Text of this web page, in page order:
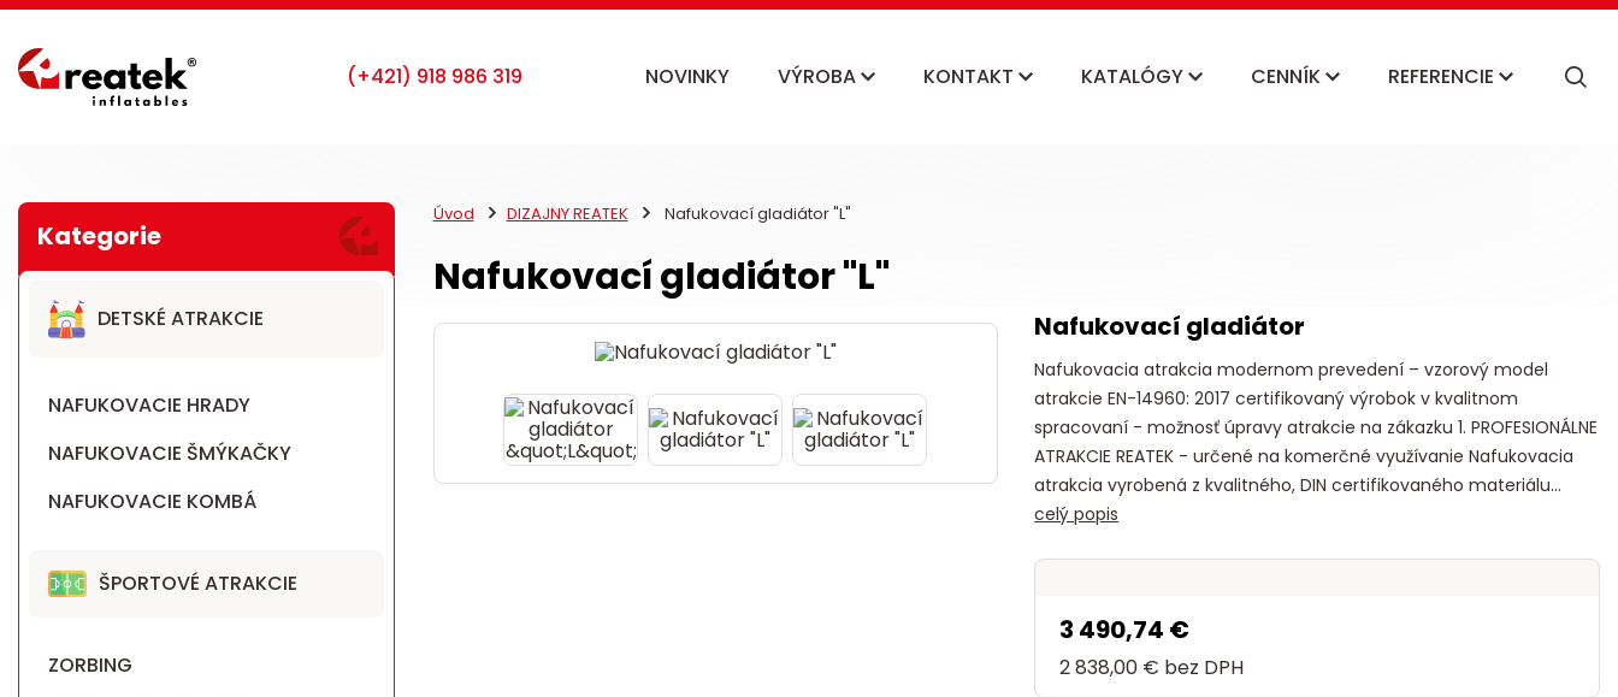
NOVINKY VÝROBA KONTAKT KATALÓGY CENNÍK REFERENCIE
DETSKÉ ATRAKCIE
NAFUKOVACIE HRADY
NAFUKOVACIE ŠMÝKAČKY
NAFUKOVACIE KOMBÁ
ŠPORTOVÉ ATRAKCIE
ZORBING
Úvod DIZAJNY REATEK Nafukovací gladiátor "L"
Nafukovací gladiátor "L"
Nafukovací gladiátor
Nafukovacia atrakcia modernom prevedení – vzorový model
atrakcie EN-14960: 2017 certifikovaný výrobok v kvalitnom
spracovaní - možnosť úpravy atrakcie na zákazku 1. PROFESIONÁLNE
ATRAKCIE REATEK - určené na komerčné využívanie Nafukovacia
atrakcia vyrobená z kvalitného, DIN certifikovaného materiálu...
celý popis
3 490,74 €
2 838,00 € bez DPH